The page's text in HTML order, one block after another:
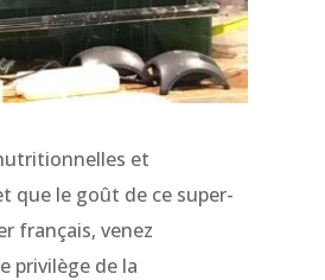
et
que le goût de ce super-
français, venez
privilège de la